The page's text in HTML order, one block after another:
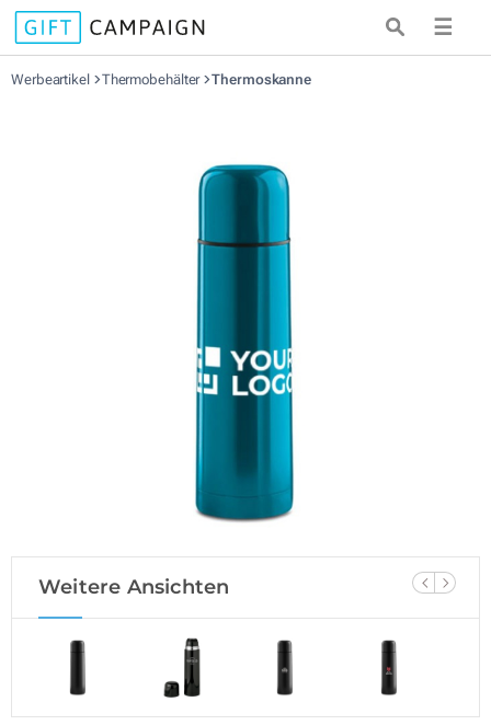
☰
Werbeartikel Thermobehälter Thermoskanne
Weitere Ansichten